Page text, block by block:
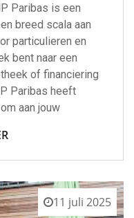
Paribas is een
breed scala aan
particulieren en
bent naar een
of financiering
Paribas heeft
aan jouw
11 juli 2025